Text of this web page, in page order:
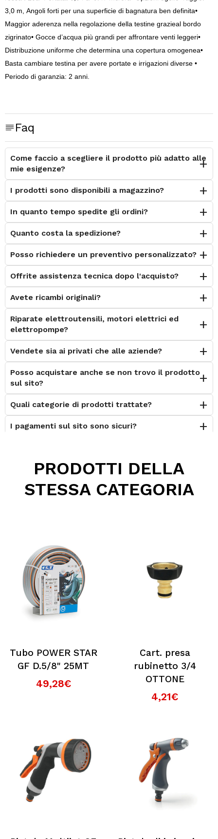
3,0 m, Angoli forti per una superficie di bagnatura ben definita•
Maggior aderenza nella regolazione della testine grazieal bordo
zigrinato• Gocce d’acqua più grandi per affrontare venti leggeri•
Distribuzione uniforme che determina una copertura omogenea•
Basta cambiare testina per avere portate e irrigazioni diverse •
Periodo di garanzia: 2 anni.
Faq
Come faccio a scegliere il prodotto più adatto alle
mie esigenze?
I prodotti sono disponibili a magazzino?
In quanto tempo spedite gli ordini?
Quanto costa la spedizione?
Posso richiedere un preventivo personalizzato?
Offrite assistenza tecnica dopo l'acquisto?
Avete ricambi originali?
Riparate elettroutensili, motori elettrici ed
elettropompe?
Vendete sia ai privati che alle aziende?
Posso acquistare anche se non trovo il prodotto
sul sito?
Quali categorie di prodotti trattate?
I pagamenti sul sito sono sicuri?
Posso contattarvi prima dell'acquisto?
Perché scegliere Elettromeccanica Calzolari?
PRODOTTI DELLA
STESSA CATEGORIA
Tubo POWER STAR
GF D.5/8" 25MT
49,28€
Cart. presa
rubinetto 3/4
OTTONE
4,21€